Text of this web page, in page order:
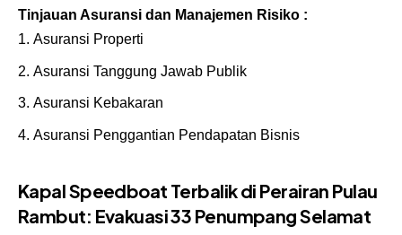
Tinjauan Asuransi dan Manajemen Risiko :
Asuransi Properti
Asuransi Tanggung Jawab Publik
Asuransi Kebakaran
Asuransi Penggantian Pendapatan Bisnis
Kapal Speedboat Terbalik di Perairan Pulau
Rambut: Evakuasi 33 Penumpang Selamat